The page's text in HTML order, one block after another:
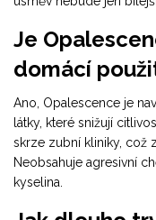
Je
domácí
Ano, Opalescence je
látky, které snižují
skrze zubní kliniky, což
Neobsahuje agresivní
kyselina.